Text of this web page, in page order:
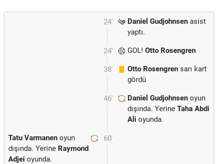
24' Daniel Gudjohnsen asist
yaptı.
24' GOL! Otto Rosengren
38' Otto Rosengren sarı kart
gördü
46' Daniel Gudjohnsen oyun
dışında. Yerine Taha Abdi
Ali oyunda.
60'
Tatu Varmanen oyun
dışında. Yerine Raymond
Adjei oyunda.